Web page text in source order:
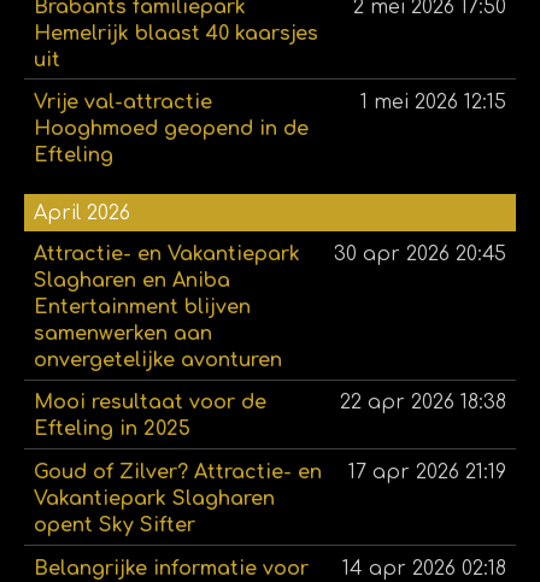
Brabants familiepark
Hemelrijk blaast 40 kaarsjes
uit
2 mei 2026 17:50
Vrije val-attractie
Hooghmoed geopend in de
Efteling
1 mei 2026 12:15
April 2026
Attractie- en Vakantiepark
Slagharen en Aniba
Entertainment blijven
samenwerken aan
onvergetelijke avonturen
30 apr 2026 20:45
Mooi resultaat voor de
Efteling in 2025
22 apr 2026 18:38
Goud of Zilver? Attractie- en
Vakantiepark Slagharen
opent Sky Sifter
17 apr 2026 21:19
Belangrijke informatie voor
14 apr 2026 02:18